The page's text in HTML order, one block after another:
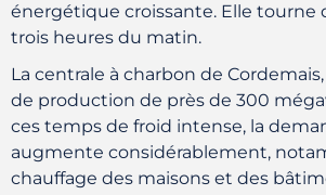
énergétique croissante. Elle tourne
trois heures du matin.
La centrale à charbon de
de production de près de 300
ces temps de froid intense, la
augmente considérablement,
chauffage des maisons et des